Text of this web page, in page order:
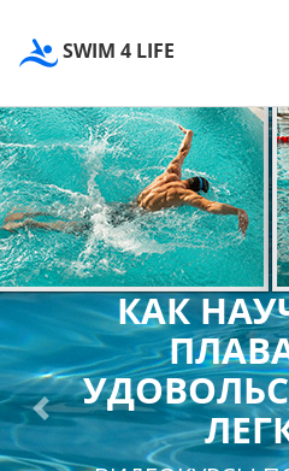
SWIM 4 LIFE
КАК
Previous